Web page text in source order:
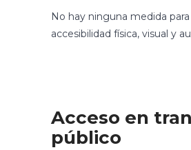
No hay ninguna medida
accesibilidad física, visual y
Acceso en
público